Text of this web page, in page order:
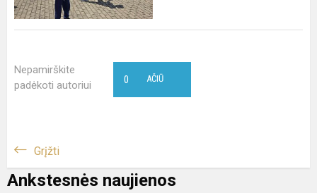
Nepamirškite
padėkoti autoriui
AČIŪ
0
Grįžti
Ankstesnės naujienos